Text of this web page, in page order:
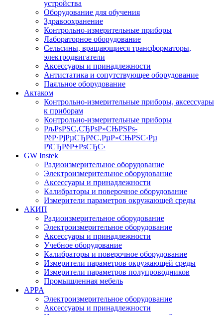
устройства
Оборудование для обучения
Здравоохранение
Контрольно-измерительные приборы
Лабораторное оборудование
Сельсины, вращающиеся трансформаторы,
электродвигатели
Аксессуары и принадлежности
Антистатика и сопутствующее оборудование
Паяльное оборудование
Актаком
Контрольно-измерительные приборы, аксессуары
к приборам
Контрольно-измерительные приборы
РљРѕРЅС‚СЂРѕР»СЊРЅРѕ-
РёР·РјРµСЂРёС‚РµР»СЊРЅС‹Рµ
РїСЂРёР±РѕСЂС‹
GW Instek
Радиоизмерительное оборудование
Электроизмерительное оборудование
Аксессуары и принадлежности
Калибраторы и поверочное оборудование
Измерители параметров окружающей среды
АКИП
Радиоизмерительное оборудование
Электроизмерительное оборудование
Аксессуары и принадлежности
Учебное оборудование
Калибраторы и поверочное оборудование
Измерители параметров окружающей среды
Измерители параметров полупроводников
Промышленная мебель
APPA
Электроизмерительное оборудование
Аксессуары и принадлежности